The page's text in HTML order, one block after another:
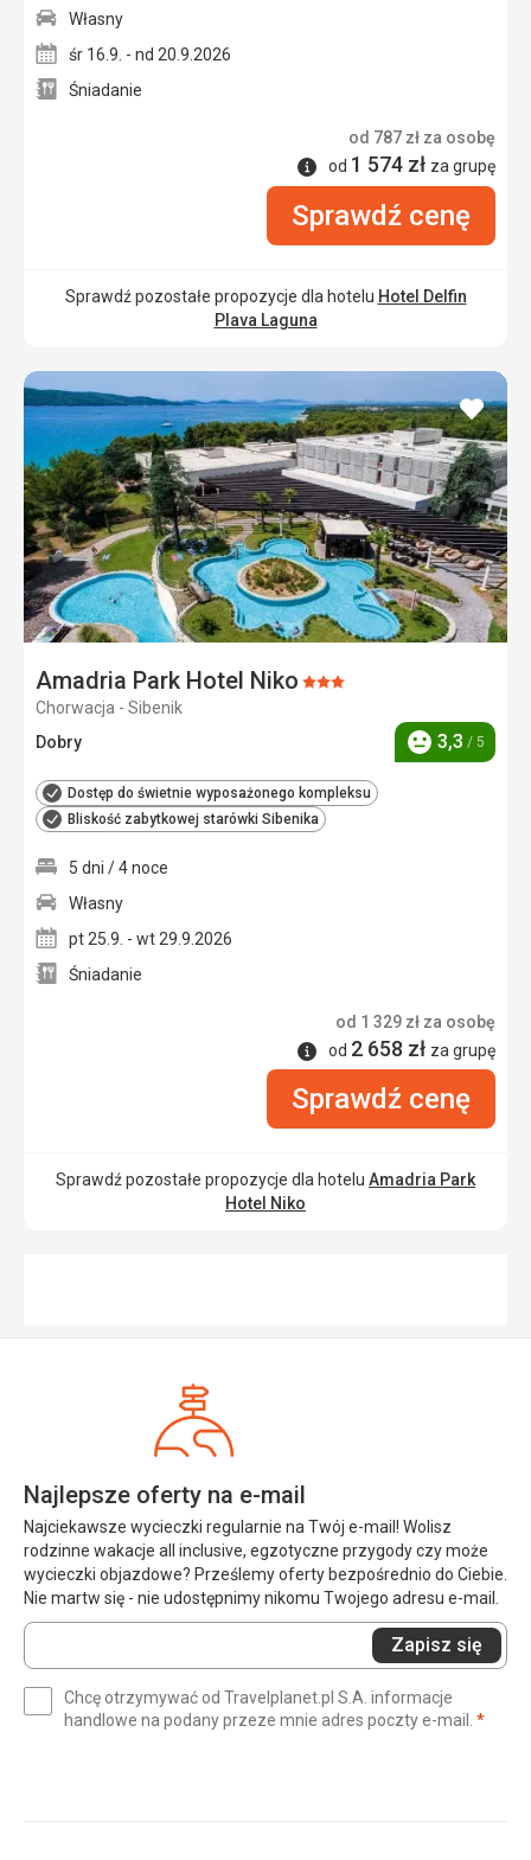
Własny
śr 16.9. - nd 20.9.2026
Śniadanie
od 787 zł za osobę
Informacje
od 1 574 zł za grupę
Sprawdź cenę
Sprawdź pozostałe propozycje dla hotelu Hotel Delfin
Plava Laguna
Amadria Park Hotel Niko Ocena:
Chorwacja - Sibenik
Dobry
Ocena
3,3 / 5
Dostęp do świetnie wyposażonego kompleksu
Bliskość zabytkowej starówki Sibenika
dodaj
do
5 dni / 4 noce
Własny
pt 25.9. - wt 29.9.2026
Śniadanie
od 1 329 zł za osobę
Informacje
od 2 658 zł za grupę
Sprawdź cenę
Sprawdź pozostałe propozycje dla hotelu Amadria Park
Hotel Niko
Najlepsze oferty na e-mail
Najciekawsze wycieczki regularnie na Twój e-mail! Wolisz
rodzinne wakacje all inclusive, egzotyczne przygody czy może
wycieczki objazdowe? Prześlemy oferty bezpośrednio do Ciebie.
Nie martw się - nie udostępnimy nikomu Twojego adresu e-mail.
Wprowadź
swój
(wymagane)
Zapisz się
Chcę otrzymywać od Travelplanet.pl S.A. informacje
handlowe na podany przeze mnie adres poczty e-mail. *